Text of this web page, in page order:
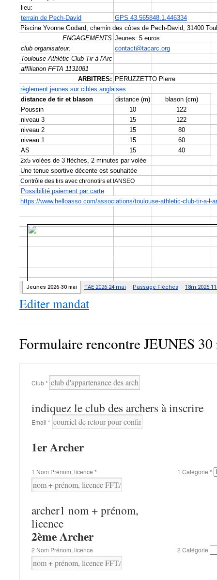
Editer mandat
Formulaire rencontre JEUNES
Inscription
TAC
2x15m
Jeunes
2026
Club*
indiquez le club des archers à inscrire
Email *
1er Archer
1 Nom Prénom, licence *
archer1 nom + prénom,
licence
1 Catégorie *
2ème Archer
2 Nom Prénom, licence 2 Catégorie